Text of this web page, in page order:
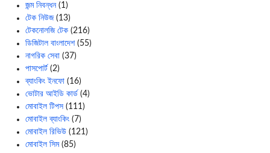
জন্ম নিবন্ধন(1)
টেক নিউজ(13)
টেকনোলজি টেক (216)
ডিজিটাল বাংলাদেশ(55)
নাগরিক সেবা (37)
পাসপোর্ট (2)
ব্যাংকিং ইনফো (16)
ভোটার আইডি কার্ড (4)
মোবাইল টিপস (111)
মোবাইল ব্যাংকিং (7)
মোবাইল রিভিউ (121)
মোবাইল সিম(85)